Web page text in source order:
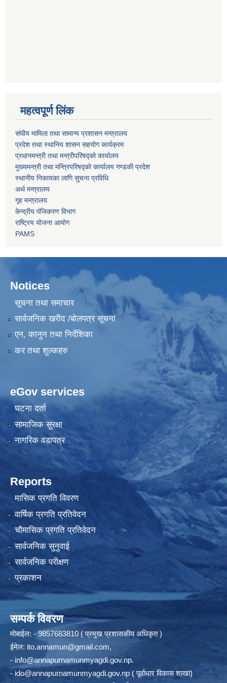
महत्वपूर्ण लिंक
संघीय मामिला तथा सामान्य प्रशासन मन्त्रालय
प्रदेश तथा स्थानिय शासन सहयोग कार्यक्रम
प्रधानमन्त्री तथा मन्त्रीपरिषद्को कार्यालय
मुख्यमन्त्री तथा मन्त्रिपरिषद्को कार्यालय गण्डकी प्रदेश
स्थानीय निकायका लागि सुचना प्रविधि
अर्थ मन्त्रालय
गृह मन्त्रालय
केन्द्रीय पंजिकरण विभाग
राष्ट्रिय योजना आयोग
PAMS
Notices
सूचना तथा समाचार
सार्वजनिक खरीद /बोलपत्र सूचना
एन, कानुन तथा निर्देशिका
कर तथा शुल्कहरु
eGov services
घटना दर्ता
सामाजिक सुरक्षा
नागरिक वडापत्र
Reports
मासिक प्रगति विवरण
वार्षिक प्रगति प्रतिवेदन
चौमासिक प्रगति प्रतिवेदन
सार्वजनिक सुनुवाई
सार्वजनिक परीक्षण
प्रकाशन
सम्पर्क विवरण
मोबाईल: - 9857683810 ( प्रमुख प्रशासकीय अधिकृत )
ईमेल: ito.annamun@gmail.com,
- info@annapurnamunmyagdi.gov.np.
- ido@annapurnamunmyagdi.gov.np ( पूर्वाधार विकास शाखा)